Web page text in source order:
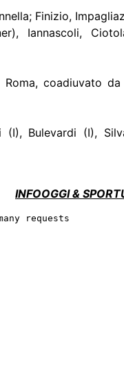
Finizio,
Iannascoli,
Roma, coadiuvato
(I), Bulevardi (I),
INFOOGGI &